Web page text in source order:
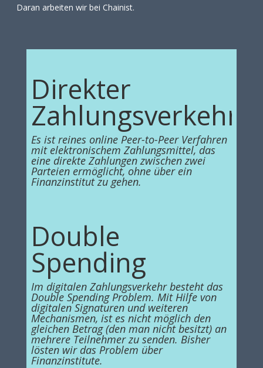
Daran arbeiten wir bei Chainist.
Direkter
Zahlungsverkehr
Es ist reines online Peer-to-Peer Verfahren
mit elektronischem Zahlungsmittel, das
eine direkte Zahlungen zwischen zwei
Parteien ermöglicht, ohne über ein
Finanzinstitut zu gehen.
Double
Spending
Im digitalen Zahlungsverkehr besteht das
Double Spending Problem. Mit Hilfe von
digitalen Signaturen und weiteren
Mechanismen, ist es nicht möglich den
gleichen Betrag (den man nicht besitzt) an
mehrere Teilnehmer zu senden. Bisher
lösten wir das Problem über
Finanzinstitute.